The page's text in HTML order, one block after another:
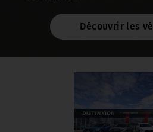
Découvrir les